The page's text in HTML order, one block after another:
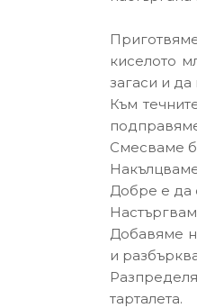
киселото
загаси и
Към
Смесваме
Добре е да
Добавяме
и
тарталета.